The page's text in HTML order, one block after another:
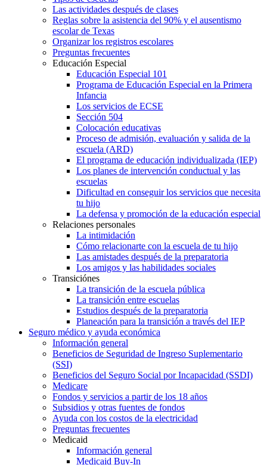
Las actividades después de clases
Reglas sobre la asistencia del 90% y el ausentismo
escolar de Texas
Organizar los registros escolares
Preguntas frecuentes
Educación Especial
Educación Especial 101
Programa de Educación Especial en la Primera
Infancia
Los servicios de ECSE
Sección 504
Colocación educativas
Proceso de admisión, evaluación y salida de la
escuela (ARD)
El programa de educación individualizada (IEP)
Los planes de intervención conductual y las
escuelas
Dificultad en conseguir los servicios que necesita
tu hijo
La defensa y promoción de la educación especial
Relaciones personales
La intimidación
Cómo relacionarte con la escuela de tu hijo
Las amistades después de la preparatoria
Los amigos y las habilidades sociales
Transiciónes
La transición de la escuela pública
La transición entre escuelas
Estudios después de la preparatoria
Planeación para la transición a través del IEP
Seguro médico y ayuda económica
Información general
Beneficios de Seguridad de Ingreso Suplementario
(SSI)
Beneficios del Seguro Social por Incapacidad (SSDI)
Medicare
Fondos y servicios a partir de los 18 años
Subsidios y otras fuentes de fondos
Ayuda con los costos de la electricidad
Preguntas frecuentes
Medicaid
Información general
Medicaid Buy-In